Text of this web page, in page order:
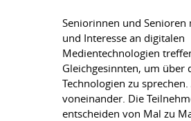
Seniorinnen und Senioren
und Interesse an digitalen
Medientechnologien
Gleichgesinnten, um über
Technologien zu
voneinander. Die
entscheiden von Mal zu